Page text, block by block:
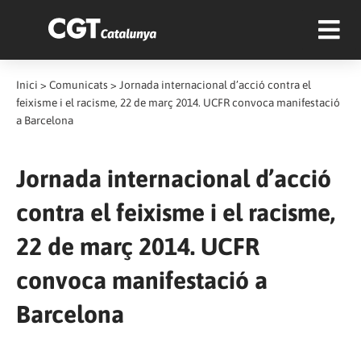
Inici > Comunicats > Jornada internacional d’acció contra el
feixisme i el racisme, 22 de març 2014. UCFR convoca manifestació
a Barcelona
Jornada internacional d’acció
contra el feixisme i el racisme,
22 de març 2014. UCFR
convoca manifestació a
Barcelona